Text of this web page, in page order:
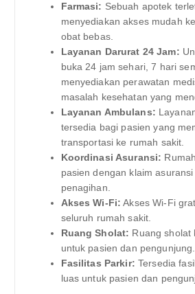
Farmasi: Sebuah apotek
menyediakan akses mudah
obat bebas.
Layanan Darurat 24 Jam:
buka 24 jam sehari, 7 hari
menyediakan perawatan
masalah kesehatan yang
Layanan Ambulans:
tersedia bagi pasien yang
transportasi ke rumah sakit.
Koordinasi Asuransi:
pasien dengan klaim
penagihan.
Akses Wi-Fi: Akses Wi-Fi
seluruh rumah sakit.
Ruang Sholat: Ruang sholat
untuk pasien dan pengunjung.
Fasilitas Parkir: Tersedia
luas untuk pasien dan